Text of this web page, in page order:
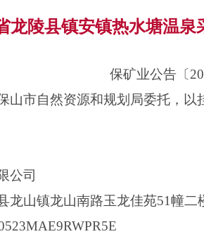
龙陵县镇安镇热水塘温
保矿业公告〔
山市自然资源和规划局委托，
公司
龙山镇龙山南路玉龙佳苑51幢二